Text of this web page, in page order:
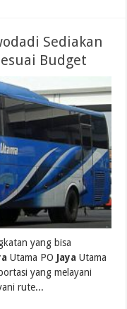
Sediakan
Budget
yang bisa
Utama PO Jaya Utama
yang melayani
rute...